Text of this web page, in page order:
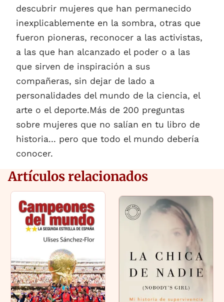
descubrir mujeres que han permanecido
inexplicablemente en la sombra, otras que
fueron pioneras, reconocer a las activistas,
a las que han alcanzado el poder o a las
que sirven de inspiración a sus
compañeras, sin dejar de lado a
personalidades del mundo de la ciencia, el
arte o el deporte.Más de 200 preguntas
sobre mujeres que no salían en tu libro de
historia... pero que todo el mundo debería
conocer.
Artículos relacionados